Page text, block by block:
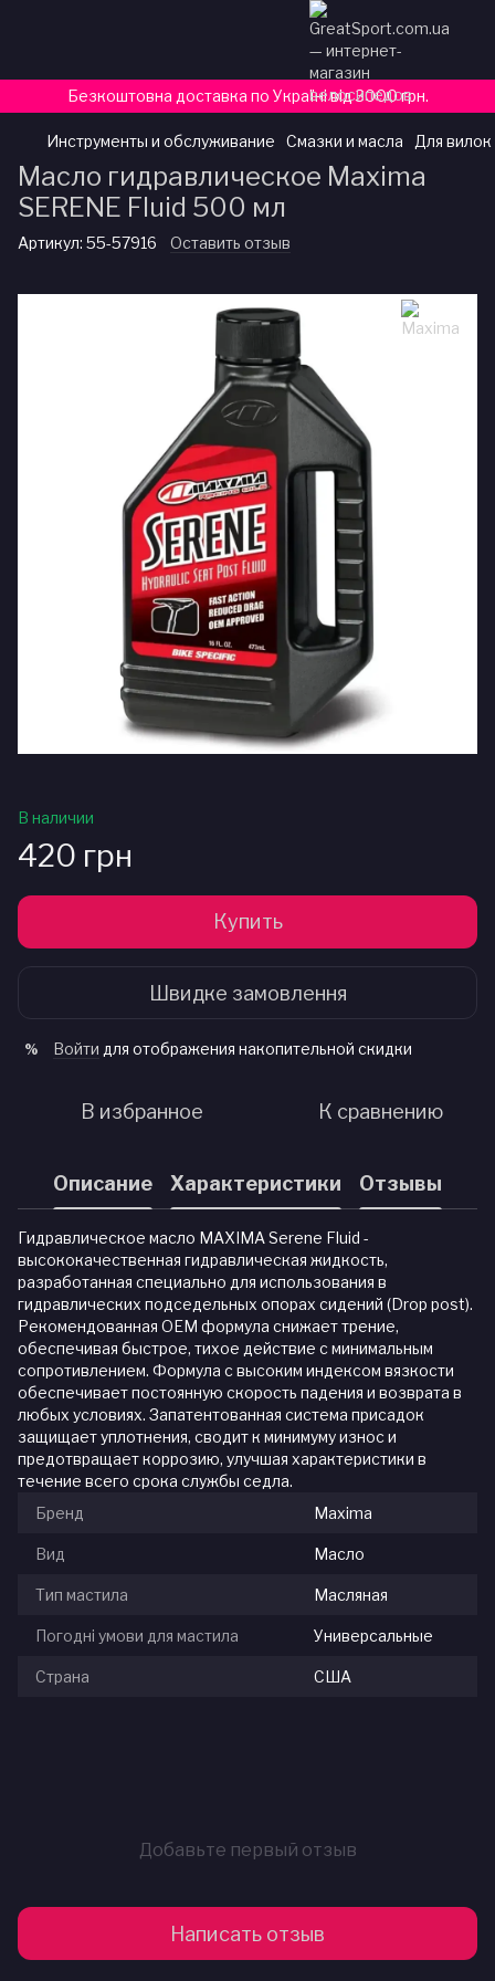
Безкоштовна доставка по Україні від 3000 грн.
Инструменты и обслуживание Смазки и масла Для
Масло гидравлическое Maxima
SERENE Fluid 500 мл
Артикул: 55-57916 Оставить отзыв
В наличии
420 грн
Купить
Швидке замовлення
% Войти для отображения накопительной скидки
В избранное К сравнению
Описание Характеристики Отзывы
Гидравлическое масло MAXIMA Serene Fluid -
высококачественная гидравлическая жидкость,
разработанная специально для использования в
гидравлических подседельных опорах сидений (Drop post).
Рекомендованная OEM формула снижает трение,
обеспечивая быстрое, тихое действие с минимальным
сопротивлением. Формула с высоким индексом вязкости
обеспечивает постоянную скорость падения и возврата в
любых условиях. Запатентованная система присадок
защищает уплотнения, сводит к минимуму износ и
предотвращает коррозию, улучшая характеристики в
течение всего срока службы седла.
Бренд
Maxima
Вид Масло
Тип мастила Масляная
Погодні умови для мастила Универсальные
Страна США
Добавьте первый отзыв
Написать отзыв